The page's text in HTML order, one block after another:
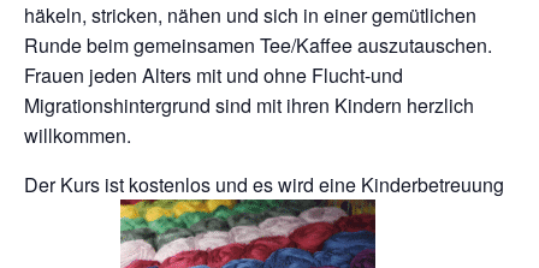
häkeln, stricken, nähen und sich in einer gemütlichen
Runde beim gemeinsamen Tee/Kaffee auszutauschen.
Frauen jeden Alters mit und ohne Flucht-und
Migrationshintergrund sind mit ihren Kindern herzlich
willkommen.
Der Kurs ist kostenlos und es wird eine Kinderbetreuung